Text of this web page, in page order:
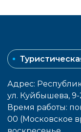
Адрес:
ул. Куйбышева, 9-
Время работы:
00 (Московское